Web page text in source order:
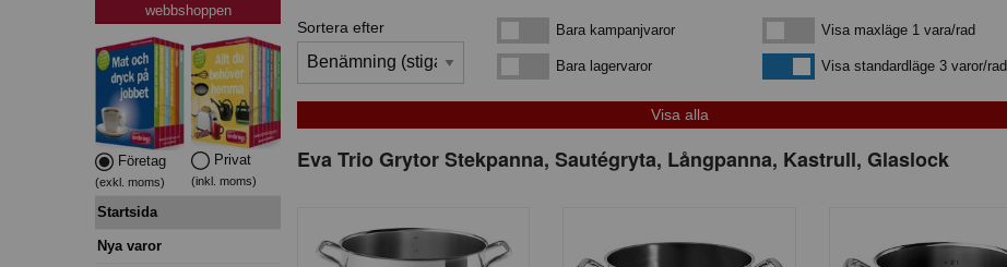
webbshoppen
Företag
(exkl. moms)
Privat
(inkl. moms)
Startsida
Nya varor
Sortera efter Bara kampanjvarorBara kampanjvaror
Bara lagervarorBara lagervaror
Visa maxläge 1 vara/rad
Visa maxläge 1 vara/rad
Visa standardlägeVisa standardläge 3 varor/rad
Eva Trio Grytor Stekpanna, Sautégryta, Långpanna, Kastrull, Glaslock